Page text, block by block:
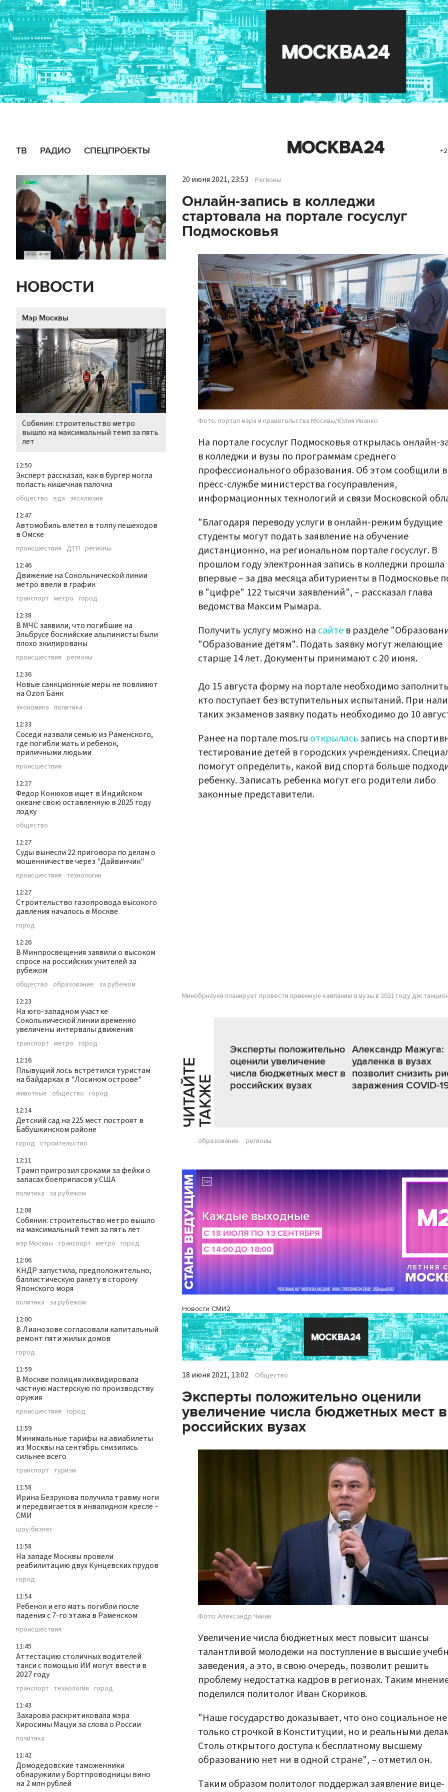
ТВ РАДИО СПЕЦПРОЕКТЫ
НОВОСТИ
Мэр Москвы
Собянин: строительство метро
вышло на максимальный темп за пять
лет
12:50
Эксперт рассказал, как в бургер могла
попасть кишечная палочка
общество еда эксклюзив
12:47
Автомобиль влетел в толпу пешеходов
в Омске
происшествия ДТП регионы
12:46
Движение на Сокольнической линии
метро ввели в график
транспорт метро город
12:38
В МЧС заявили, что погибшие на
Эльбрусе боснийские альпинисты были
плохо экипированы
происшествия регионы
12:36
Новые санкционные меры не повлияют
на Ozon Банк
экономика политика
12:33
Соседи назвали семью из Раменского,
где погибли мать и ребенок,
приличными людьми
происшествия
12:27
Федор Конюхов ищет в Индийском
океане свою оставленную в 2025 году
лодку
общество
12:27
Суды вынесли 22 приговора по делам о
мошенничестве через "Дайвинчик"
происшествия технологии
12:27
Строительство газопровода высокого
давления началось в Москве
город
12:26
В Минпросвещения заявили о высоком
спросе на российских учителей за
рубежом
общество образование за рубежом
12:23
На юго-западном участке
Сокольнической линии временно
увеличены интервалы движения
транспорт метро город
12:16
Плывущий лось встретился туристам
на байдарках в "Лосином острове"
животные общество город
12:14
Детский сад на 225 мест построят в
Бабушкинском районе
город строительство
12:11
Трамп пригрозил сроками за фейки о
запасах боеприпасов у США
политика за рубежом
12:08
Собянин: строительство метро вышло
на максимальный темп за пять лет
мэр Москвы транспорт метро город
12:06
КНДР запустила, предположительно,
баллистическую ракету в сторону
Японского моря
политика за рубежом
12:00
В Лианозове согласовали капитальный
ремонт пяти жилых домов
город
11:59
В Москве полиция ликвидировала
частную мастерскую по производству
оружия
происшествия город
11:59
Минимальные тарифы на авиабилеты
из Москвы на сентябрь снизились
сильнее всего
транспорт туризм
11:58
Ирина Безрукова получила травму ноги
и передвигается в инвалидном кресле –
СМИ
шоу-бизнес
11:58
На западе Москвы провели
реабилитацию двух Кунцевских прудов
город
11:54
Ребенок и его мать погибли после
падения с 7-го этажа в Раменском
происшествия
11:45
Аттестацию столичных водителей
такси с помощью ИИ могут ввести в
2027 году
транспорт технологии город
11:43
Захарова раскритиковала мэра
Хиросимы Мацуи за слова о России
политика
11:42
Домодедовские таможенники
обнаружили у бортпроводницы вино
на 2 млн рублей
20 июня 2021, 23:53 Регионы
Онлайн-запись в колледжи
стартовала на портале госуслуг
Подмосковья
Фото: портал мэра и правительства Москвы/Юлия Иванко
На портале госуслуг Подмосковья открылась онлайн-
в колледжи и вузы по программам среднего
профессионального образования. Об этом сообщили в
пресс-службе министерства госуправления,
информационных технологий и связи Московской
"Благодаря переводу услуги в онлайн-режим будущие
студенты могут подать заявление на обучение
дистанционно, на региональном портале госуслуг. В
прошлом году электронная запись в колледжи прошла
впервые – за два месяца абитуриенты в Подмосковье
в "цифре" 122 тысячи заявлений", – рассказал глава
ведомства Максим Рымара.
Получить услугу можно на сайте в разделе
"Образование детям". Подать заявку могут желающие
старше 14 лет. Документы принимают с 20 июня.
До 15 августа форму на портале необходимо
кто поступает без вступительных испытаний. При
таких экзаменов заявку подать необходимо до 10
Ранее на портале mos.ru открыласьзапись на
тестирование детей в городских учреждениях.
помогут определить, какой вид спорта больше
ребенку. Записать ребенка могут его родители либо
законные представители.
Минобрнауки планирует провести приемную кампанию в вузы в 2021 году
Ч
И
Т
АЙ
Т
Е
Т
А
К
ЖЕ
Эксперты положительно
оценили увеличение
числа бюджетных мест в
российских вузах
Александр Мажуга:
удаленка в вузах
позволит снизить
заражения COVID-
образование регионы
Новости СМИ2
18 июня 2021, 13:02 Общество
Эксперты положительно оценили
увеличение числа бюджетных мест в
российских вузах
Фото: Александр Чикин
Увеличение числа бюджетных мест повысит шансы
талантливой молодежи на поступление в высшие
заведения, а это, в свою очередь, позволит решить
проблему недостатка кадров в регионах. Таким
поделился политолог Иван Скориков.
"Наше государство доказывает, что оно социальное не
только строчкой в Конституции, но и реальными
Столь открытого доступа к бесплатному высшему
образованию нет ни в одной стране", – отметил он.
Таким образом политолог поддержал заявление вице-